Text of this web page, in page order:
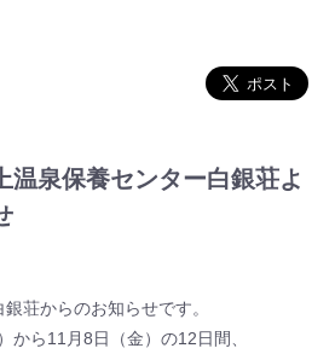
泉保養センター白銀荘よ
荘からのお知らせです。
から11月8日（金）の12日間、